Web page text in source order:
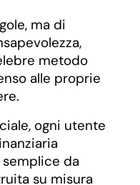
ma di
metodo
alle proprie
ogni utente
da
su misura